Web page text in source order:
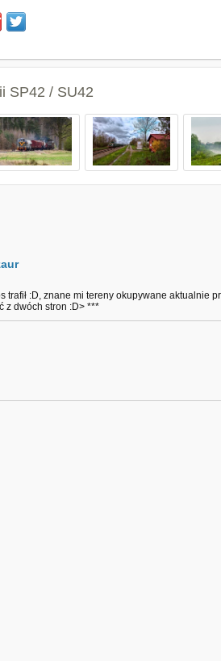
SP42 / SU42
trafił :D, znane mi tereny okupywane aktualnie
z dwóch stron :D> ***